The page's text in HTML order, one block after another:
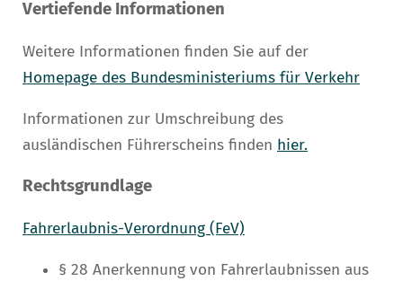
Vertiefende Informationen
Weitere Informationen finden Sie auf der
Homepage des Bundesministeriums für Verkehr
Informationen zur Umschreibung des
ausländischen Führerscheins finden hier.
Rechtsgrundlage
Fahrerlaubnis-Verordnung (FeV)
§ 28 Anerkennung von Fahrerlaubnissen aus